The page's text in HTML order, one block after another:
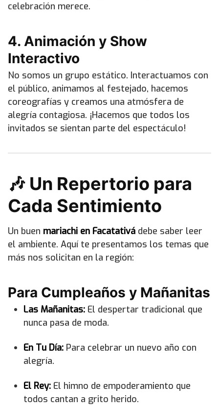
celebración merece.
4. Animación y Show
Interactivo
No somos un grupo estático. Interactuamos con
el público, animamos al festejado, hacemos
coreografías y creamos una atmósfera de
alegría contagiosa. ¡Hacemos que todos los
invitados se sientan parte del espectáculo!
🎶 Un Repertorio para
Cada Sentimiento
Un buen mariachi en Facatativá debe saber leer
el ambiente. Aquí te presentamos los temas que
más nos solicitan en la región:
Para Cumpleaños y Mañanitas
Las Mañanitas: El despertar tradicional que
nunca pasa de moda.
En Tu Día: Para celebrar un nuevo año con
alegría.
El Rey: El himno de empoderamiento que
todos cantan a grito herido.